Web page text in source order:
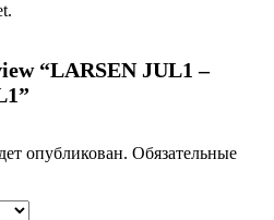
“LARSEN JUL1 –
опубликован. Обязательные